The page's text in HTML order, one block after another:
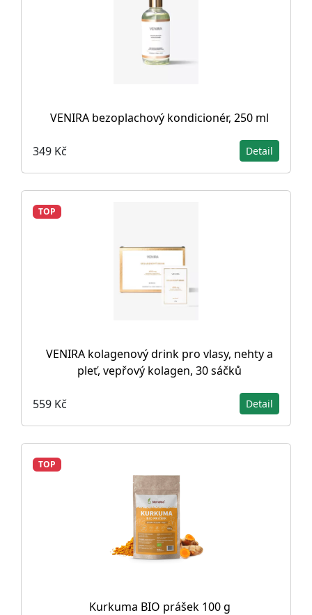
VENIRA bezoplachový kondicionér, 250 ml
349 Kč Detail
TOP
VENIRA kolagenový drink pro vlasy, nehty a
pleť, vepřový kolagen, 30 sáčků
559 Kč Detail
TOP
Kurkuma BIO prášek 100 g